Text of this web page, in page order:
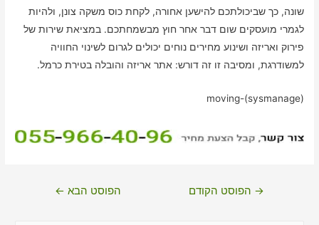
שונה, כך שביכולתכם להישען אחורה, לקחת כוס משקה צונן, ולהיות
לגמרי מועסקים שום דבר אחר חוץ מבשמחתכם. במציאת שירות של
פירוק ואריזה ושינוע מחירים נוחים יכולים לגרום לשינוי החוויה
למשודרגת, ומסיבה זו זה דורש: אתר אריזה והובלה בטירת כרמל.
moving-(sysmanage)
ניווט→ הפוסט הקודם הפוסט הבא ←